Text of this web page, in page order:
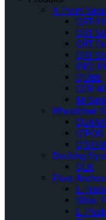
4-Point
QRT-
QRT
QRT
QRT
Q’UBE
QER
M-
Wheelchair
Q’POD
Docking
QLK
Floor
L-Track
Slide
L-